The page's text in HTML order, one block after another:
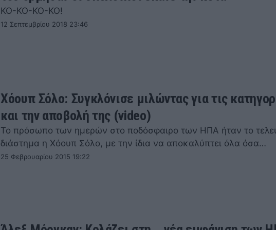
ΚΟ-ΚΟ-ΚΟ-ΚΟ!
12 Σεπτεμβρίου 2018 23:46
Χόουπ Σόλο: Συγκλόνισε μιλώντας για τις
και την αποβολή της (video)
Το πρόσωπο των ημερών στο ποδόσφαιρο των ΗΠΑ ήταν το
διάστημα η Χόουπ Σόλο, με την ίδια να αποκαλύπτει όλα όσα…
25 Φεβρουαρίου 2015 19:22